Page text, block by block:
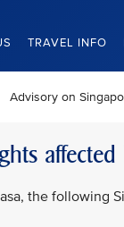
TRAVEL INFO
Advisory on
affected
the following